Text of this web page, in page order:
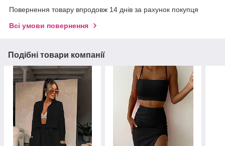
Повернення товару впродовж 14 днів за рахунок покупця
Всі умови повернення
Подібні товари компанії